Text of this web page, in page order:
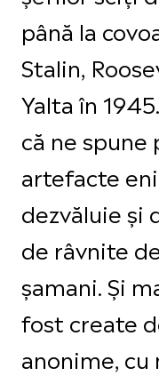
până la
Stalin,
Yalta în
că ne spune
artefacte
dezvăluie și
de râvnite
șamani. Și
fost create
anonime,